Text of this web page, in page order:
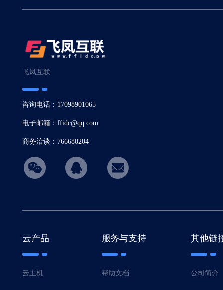
飞凤互联
咨询电话：17098901065
电子邮箱：ffidc@qq.com
商务洽谈：766680204
hicon34
云产品
云主机
服务与支持
帮助文档
其他链
公司简介